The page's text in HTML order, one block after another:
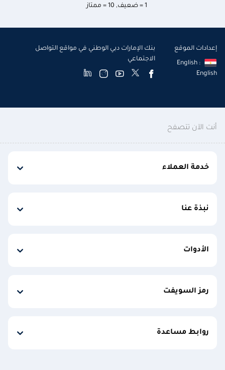
1 = ضعيف , 10 = ممتاز
إعدادات الموقع
English :
English
بنك الإمارات دبي الوطني في مواقع التواصل
الاجتماعي
أنت الآن تتصفح
خدمة العملاء
نبذة عنا
الأدوات
رمز السويفت
روابط مساعدة